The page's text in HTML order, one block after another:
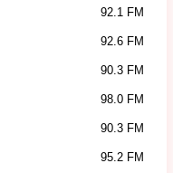
92.1 FM
92.6 FM
90.3 FM
98.0 FM
90.3 FM
95.2 FM